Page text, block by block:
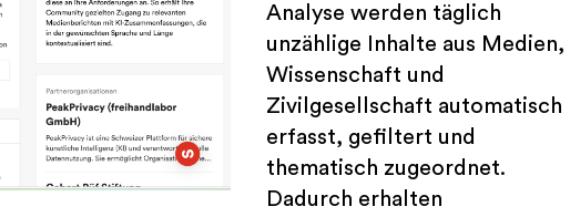
Analyse werden täglich
unzählige Inhalte aus Medien,
Wissenschaft und
Zivilgesellschaft automatisch
erfasst, gefiltert und
thematisch zugeordnet.
Dadurch erhalten